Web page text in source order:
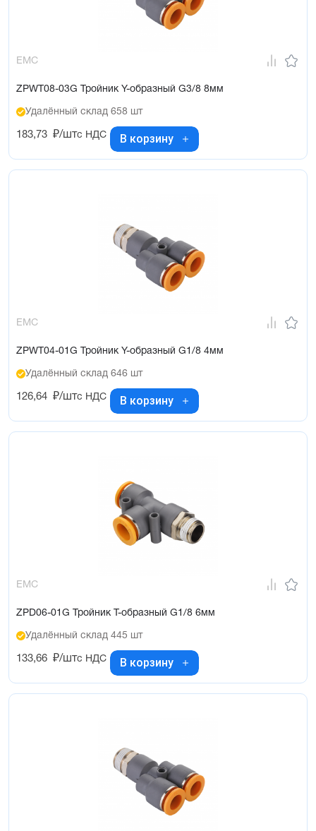
EMC
ZPWT08-03G Тройник Y-образный G3/8 8мм
Удалённый склад 658 шт
183,73 ₽/штс НДС В корзину
EMC
ZPWT04-01G Тройник Y-образный G1/8 4мм
Удалённый склад 646 шт
126,64 ₽/штс НДС В корзину
EMC
ZPD06-01G Тройник Т-образный G1/8 6мм
Удалённый склад 445 шт
133,66 ₽/штс НДС В корзину